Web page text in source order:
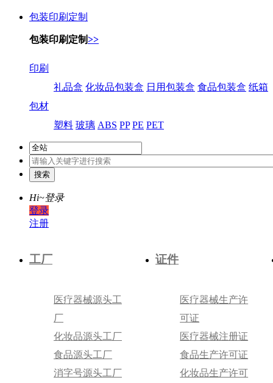
包装印刷定制
包装印刷定制>>
印刷
礼品盒 化妆品包装盒 日用包装盒 食品包装盒 纸箱
包材
塑料 玻璃 ABS PP PE PET
Hi~登录
登录
注册
工厂
医疗器械源头工
厂
化妆品源头工厂
食品源头工厂
消字号源头工厂
证件
医疗器械生产许
可证
医疗器械注册证
食品生产许可证
化妆品生产许可